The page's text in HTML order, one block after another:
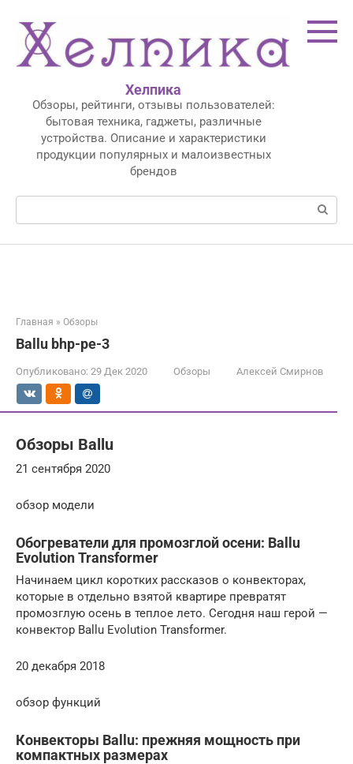
контенту
Хелпика
Обзоры, рейтинги, отзывы пользователей:
бытовая техника, гаджеты, различные
устройства. Описание и характеристики
продукции популярных и малоизвестных
брендов
Поиск:
Главная » Обзоры
Ballu bhp-pe-3
Опубликовано: 29 Дек 2020 Обзоры Алексей Смирнов
Обзоры Ballu
21 сентября 2020
обзор модели
Обогреватели для промозглой осени: Ballu
Evolution Transformer
Начинаем цикл коротких рассказов о конвекторах,
которые в отдельно взятой квартире превратят
промозглую осень в теплое лето. Сегодня наш герой —
конвектор Ballu Evolution Transformer.
20 декабря 2018
обзор функций
Конвекторы Ballu: прежняя мощность при
компактных размерах